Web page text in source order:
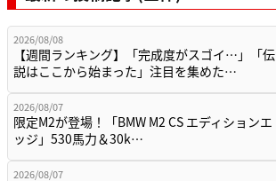
2026/08/08
【週間ランキング】「完成度がスゴイ…」「伝
説はここから始まった」注目を集めた…
2026/08/07
限定M2が登場！「BMW M2 CS エディションエ
ッジ」530馬力＆30k…
2026/08/07